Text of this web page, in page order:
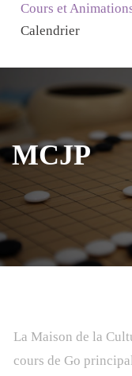
Cours et
Calendrier
MCJP
La Maison de la
cours de Go